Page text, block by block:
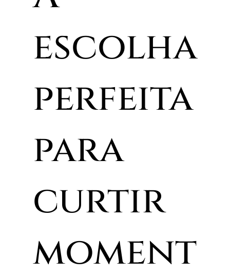
escolha
perfeita
para
curtir
moment